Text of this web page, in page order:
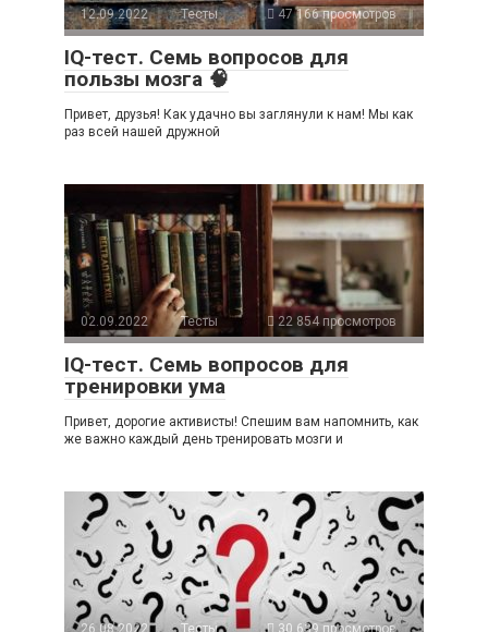
12.09.2022 Тесты 47 166 просмотров
IQ-тест. Семь вопросов для
пользы мозга 🧠
Привет, друзья! Как удачно вы заглянули к нам! Мы как
раз всей нашей дружной
02.09.2022 Тесты 22 854 просмотров
IQ-тест. Семь вопросов для
тренировки ума
Привет, дорогие активисты! Спешим вам напомнить, как
же важно каждый день тренировать мозги и